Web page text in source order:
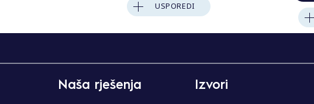
USPOREDI
Naša rješenja Izvori